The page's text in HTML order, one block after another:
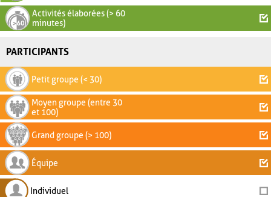
Activités élaborées (> 60
minutes)
PARTICIPANTS
Petit groupe (< 30)
Moyen groupe (entre 30
et 100)
Grand groupe (> 100)
Équipe
Individuel